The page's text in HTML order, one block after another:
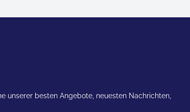
unserer besten Angebote, neuesten Nachrichten,